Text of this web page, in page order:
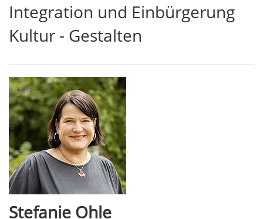
Integration und Einbürgerung
Kultur - Gestalten
Stefanie Ohle